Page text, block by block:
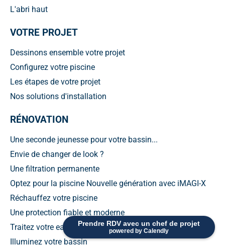
Prendre RDV avec un chef de projet
powered by Calendly
L'abri haut
VOTRE PROJET
Dessinons ensemble votre projet
Configurez votre piscine
Les étapes de votre projet
Nos solutions d'installation
RÉNOVATION
Une seconde jeunesse pour votre bassin...
Envie de changer de look ?
Une filtration permanente
Optez pour la piscine Nouvelle génération avec iMAGI-X
Réchauffez votre piscine
Une protection fiable et moderne
Traitez votre eau convenablement
Illuminez votre bassin